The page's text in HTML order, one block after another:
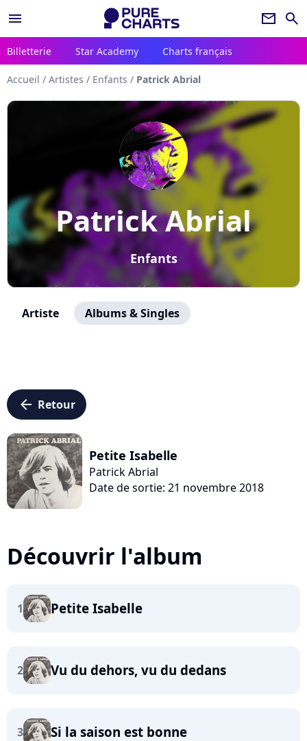
menu newsletter search
Billetterie Star Academy Charts français
Accueil / Artistes / Enfants / Patrick Abrial
Patrick Abrial
Enfants
Artiste Albums & Singles
arrow_left Retour
Petite Isabelle
Patrick Abrial
Date de sortie: 21 novembre 2018
Découvrir l'album
1 Petite Isabelle
2 Vu du dehors, vu du dedans
3 Si la saison est bonne